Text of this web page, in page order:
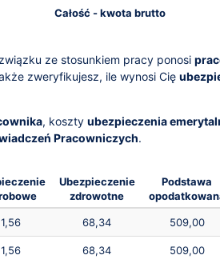
Całość - kwota brutto
ze stosunkiem pracy ponosi
zweryfikujesz, ile wynosi Cię
, koszty ubezpieczenia
Pracowniczych.
Ubezpieczenie
zdrowotne
Podstawa
68,34 509,00
68,34 509,00